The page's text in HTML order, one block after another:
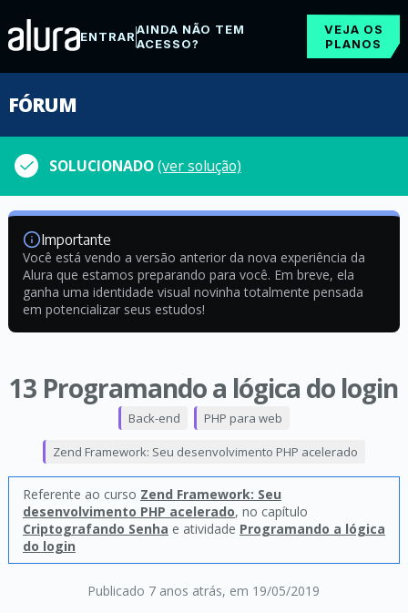
ENTRARAINDA NÃO TEM
ACESSO?
VEJA OS
PLANOS
FÓRUM
SOLUCIONADO(ver solução)
Importante
Você está vendo a versão anterior da nova experiência da
Alura que estamos preparando para você. Em breve, ela
ganha uma identidade visual novinha totalmente pensada
em potencializar seus estudos!
13 Programando a lógica do login
Publicado 7 anos atrás, em 19/05/2019
Back-end PHP para web
Zend Framework: Seu desenvolvimento PHP acelerado
Referente ao curso Zend Framework: Seu
desenvolvimento PHP acelerado, no capítulo
Criptografando Senha e atividade Programando a lógica
do login